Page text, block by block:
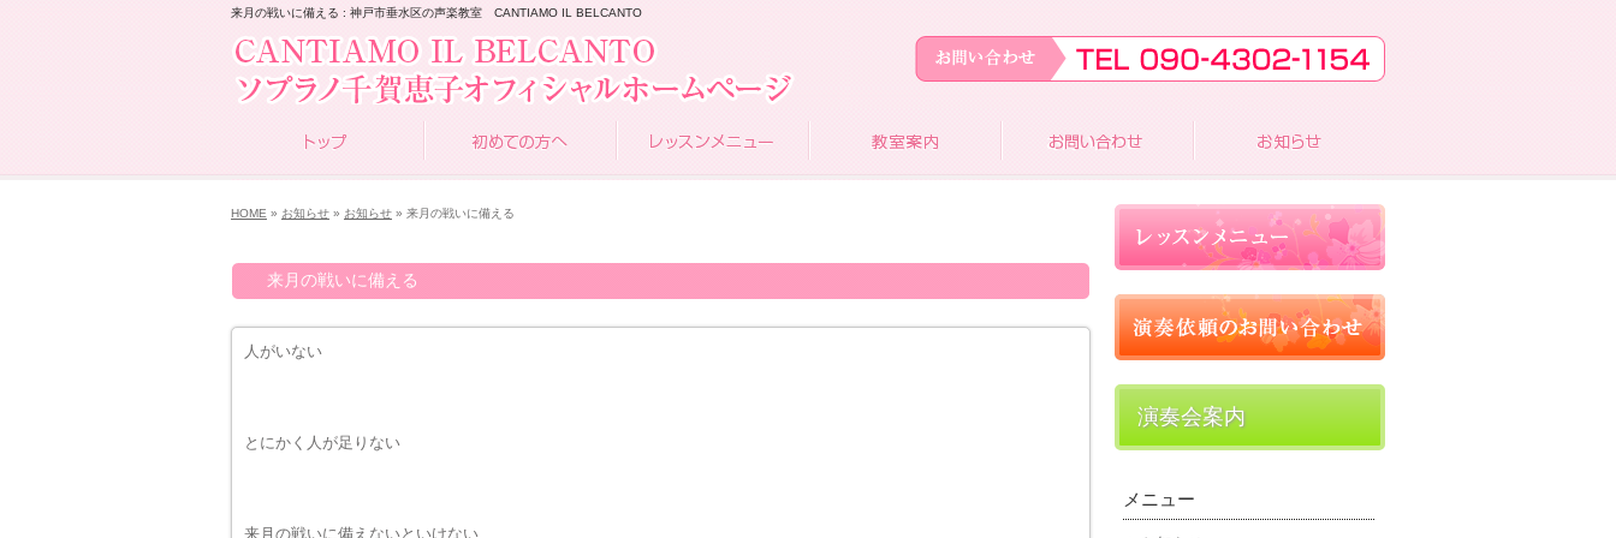
来月の戦いに備える : 神戸市垂水区の声楽教室 CANTIAMO IL BELCANTO
HOME » お知らせ » お知らせ » 来月の戦いに備える
来月の戦いに備える
人がいない
とにかく人が足りない
来月の戦いに備えないといけない
演奏会案内
メニュー